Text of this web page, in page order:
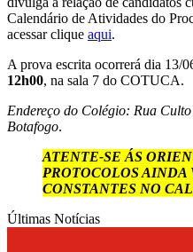
Calendário de Atividades do
acessar clique aqui.
A prova escrita ocorrerá dia 13/
12h00, na sala 7 do COTUCA.
Endereço do Colégio: Rua
Botafogo.
ATENTE-SE ÁS
PROTOCOLOS
CONSTANTES NO
Últimas Notícias